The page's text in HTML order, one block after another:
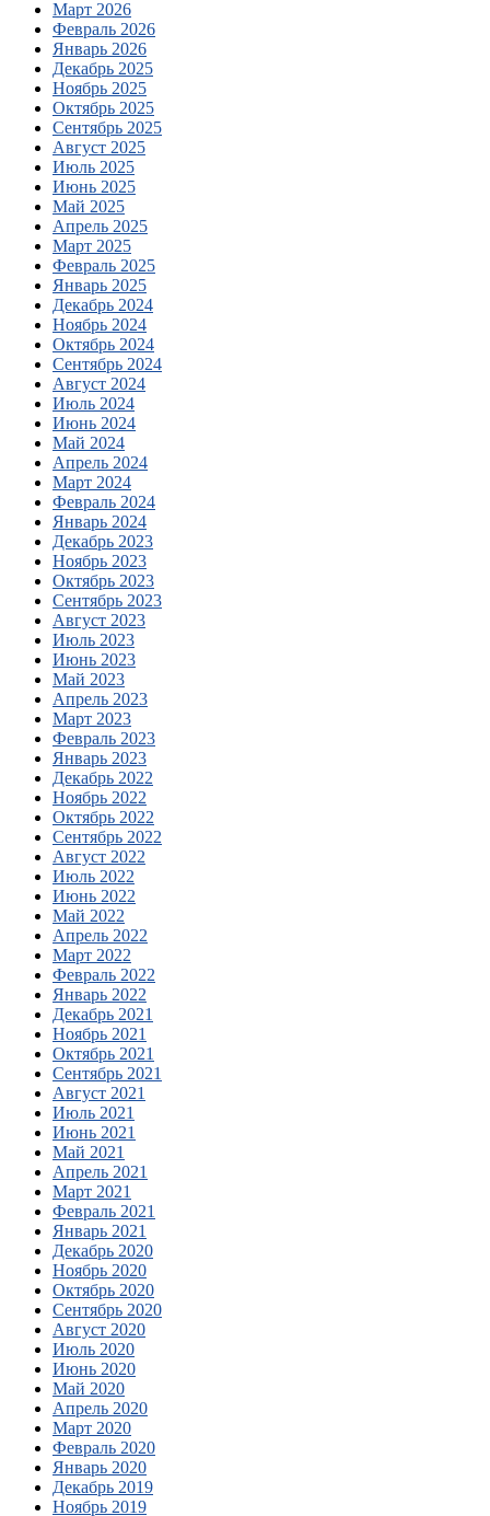
Март 2026
Февраль 2026
Январь 2026
Декабрь 2025
Ноябрь 2025
Октябрь 2025
Сентябрь 2025
Август 2025
Июль 2025
Июнь 2025
Май 2025
Апрель 2025
Март 2025
Февраль 2025
Январь 2025
Декабрь 2024
Ноябрь 2024
Октябрь 2024
Сентябрь 2024
Август 2024
Июль 2024
Июнь 2024
Май 2024
Апрель 2024
Март 2024
Февраль 2024
Январь 2024
Декабрь 2023
Ноябрь 2023
Октябрь 2023
Сентябрь 2023
Август 2023
Июль 2023
Июнь 2023
Май 2023
Апрель 2023
Март 2023
Февраль 2023
Январь 2023
Декабрь 2022
Ноябрь 2022
Октябрь 2022
Сентябрь 2022
Август 2022
Июль 2022
Июнь 2022
Май 2022
Апрель 2022
Март 2022
Февраль 2022
Январь 2022
Декабрь 2021
Ноябрь 2021
Октябрь 2021
Сентябрь 2021
Август 2021
Июль 2021
Июнь 2021
Май 2021
Апрель 2021
Март 2021
Февраль 2021
Январь 2021
Декабрь 2020
Ноябрь 2020
Октябрь 2020
Сентябрь 2020
Август 2020
Июль 2020
Июнь 2020
Май 2020
Апрель 2020
Март 2020
Февраль 2020
Январь 2020
Декабрь 2019
Ноябрь 2019